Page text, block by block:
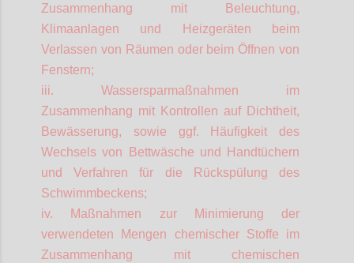
Zusammenhang mit Beleuchtung,
Klimaanlagen und Heizgeräten beim
Verlassen von Räumen oder beim Öffnen von
Fenstern;
iii. Wassersparmaßnahmen im
Zusammenhang mit Kontrollen auf Dichtheit,
Bewässerung, sowie ggf. Häufigkeit des
Wechsels von Bettwäsche und Handtüchern
und Verfahren für die Rückspülung des
Schwimmbeckens;
iv. Maßnahmen zur Minimierung der
verwendeten Mengen chemischer Stoffe im
Zusammenhang mit chemischen